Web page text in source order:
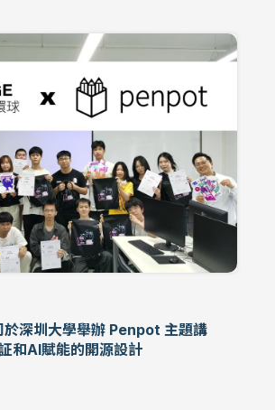
於深圳大學舉辦 Penpot 主題講
和AI賦能的開源設計